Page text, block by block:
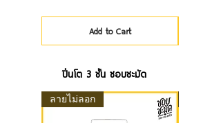
Add to Cart
ปิ่นโต 3 ชั้น ชอบชะมัด
ลายไม่ลอก